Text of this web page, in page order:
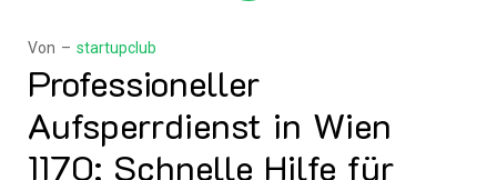
Von – startupclub
Professioneller
Aufsperrdienst in Wien
1170: Schnelle Hilfe für